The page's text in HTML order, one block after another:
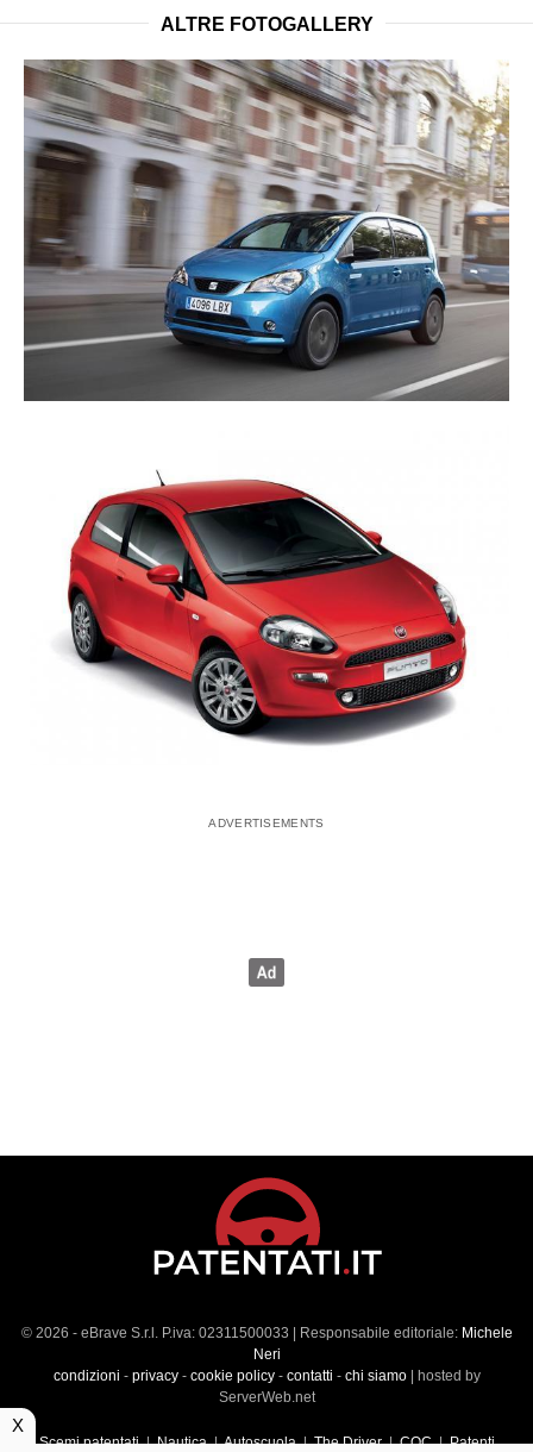
ALTRE FOTOGALLERY
© 2026 - eBrave S.r.l. P.iva: 02311500033 | Responsabile editoriale: Michele
Neri
condizioni - privacy- cookie policy- contatti - chi siamo| hosted by
ServerWeb.net
Scemi patentati|Nautica|Autoscuola|The Driver|CQC|Patenti
X